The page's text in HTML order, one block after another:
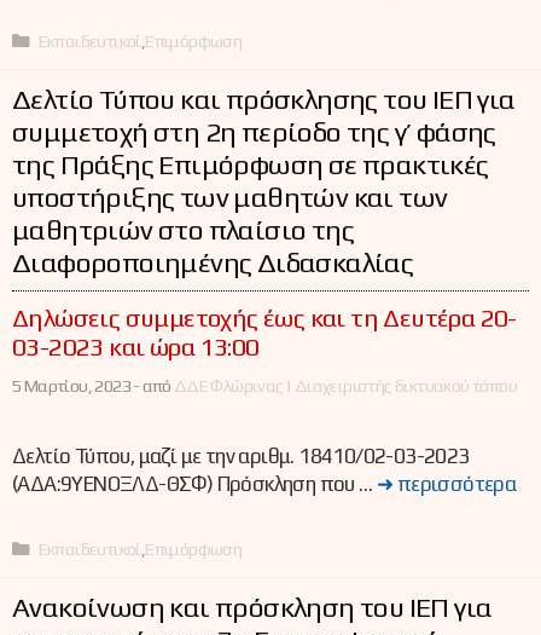
Κατηγορίες
Εκπαιδευτικοί Επιμόρφωση
Δελτίο Τύπου και πρόσκλησης του ΙΕΠ για
συμμετοχή στη 2η περίοδο της γ’ φάσης
της Πράξης Επιμόρφωση σε πρακτικές
υποστήριξης των μαθητών και των
μαθητριών στο πλαίσιο της
Διαφοροποιημένης Διδασκαλίας
Δηλώσεις συμμετοχής έως και τη Δευτέρα 20-
03-2023 και ώρα 13:00
5 Μαρτίου, 2023 -από ΔΔΕ Φλώρινας | Διαχειριστής δικτυακού τόπου
Δελτίο Τύπου, μαζί με την αριθμ. 18410/02-03-2023
(ΑΔΑ:9ΥΕΝΟΞΛΔ-ΘΣΦ) Πρόσκληση που … ➜ περισσότερα
Κατηγορίες
Εκπαιδευτικοί Επιμόρφωση
Ανακοίνωση και πρόσκληση του ΙΕΠ για